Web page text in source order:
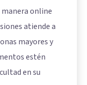
online
atiende a
mayores y
estén
en su